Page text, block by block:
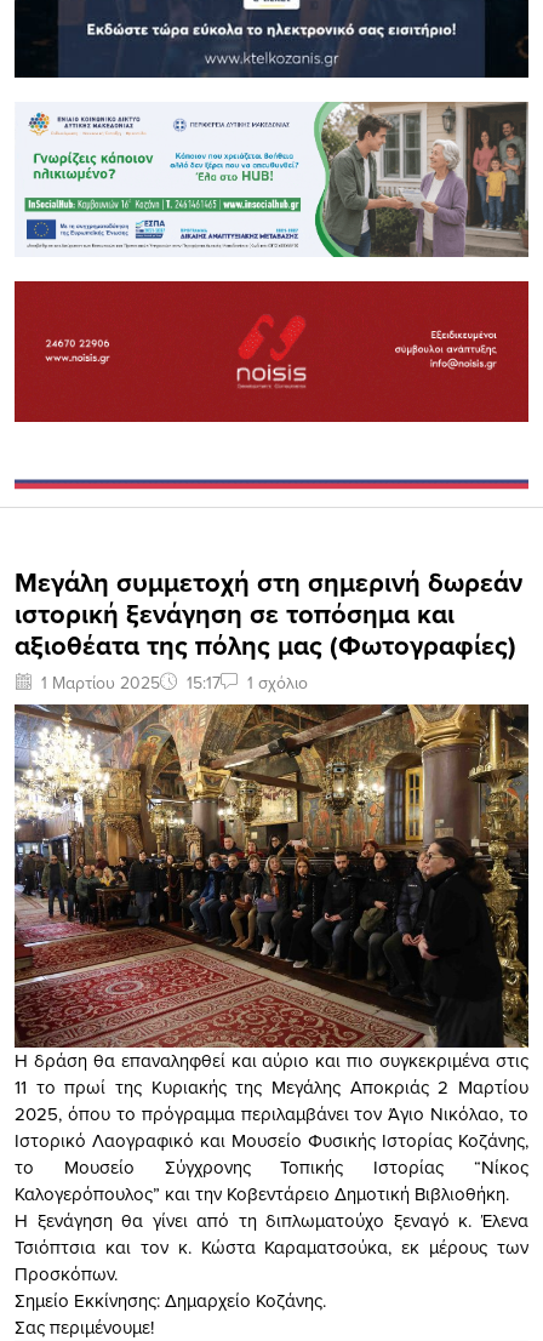
Μεγάλη συμμετοχή στη σημερινή δωρεάν
ιστορική ξενάγηση σε τοπόσημα και
αξιοθέατα της πόλης μας (Φωτογραφίες)
1 Μαρτίου 2025 15:17 1 σχόλιο
Η δράση θα επαναληφθεί και αύριο και πιο συγκεκριμένα στις
11 το πρωί της Κυριακής της Μεγάλης Αποκριάς 2 Μαρτίου
2025, όπου το πρόγραμμα περιλαμβάνει τον Άγιο Νικόλαο, το
Ιστορικό Λαογραφικό και Μουσείο Φυσικής Ιστορίας Κοζάνης,
το Μουσείο Σύγχρονης Τοπικής Ιστορίας “Νίκος
Καλογερόπουλος” και την Κοβεντάρειο Δηµοτική Βιβλιοθήκη.
Η ξενάγηση θα γίνει από τη διπλωματούχο ξεναγό κ. Έλενα
Τσιόπτσια και τον κ. Κώστα Καραµατσούκα, εκ μέρους των
Προσκόπων.
Σημείο Εκκίνησης: Δημαρχείο Κοζάνης.
Σας περιμένουμε!